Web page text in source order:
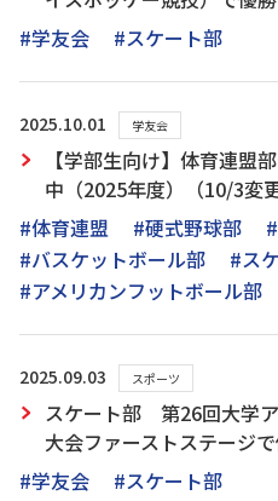
#学友会
#スケート部
2025.10.01 学友会
【学部生向け】体育連盟
中（2025年度）（10/3変更
#体育連盟
#硬式野球部
#バスケットボール部
#ス
#アメリカンフットボール部
2025.09.03 スポーツ
スケート部 第26回大学
大会ファーストステージ
#学友会
#スケート部